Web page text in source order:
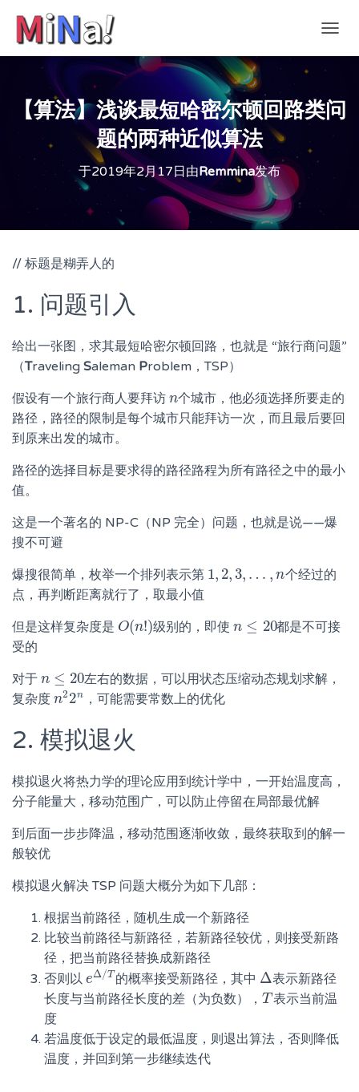
换
【算法】浅谈最短哈密尔顿回路类问
题的两种近似算法
于2019年2月17日 由Remmina发布
// 标题是糊弄人的
1. 问题引入
给出一张图，求其最短哈密尔顿回路，也就是 “旅行商问题”
（Traveling Saleman Problem，TSP）
假设有一个旅行商人要拜访 n
n个城市，他必须选择所要走的
路径，路径的限制是每个城市只能拜访一次，而且最后要回
到原来出发的城市。
路径的选择目标是要求得的路径路程为所有路径之中的最小
值。
这是一个著名的 NP-C（NP 完全）问题，也就是说——爆
搜不可避
爆搜很简单，枚举一个排列表示第 1, 2,3, … , n
1, 2,3,… n
个经过的
点，再判断距离就行了，取最小值
但是这样复杂度是 O(n!)
O(n!) 级别的，即使n ≤ 20
n≤20
都是不可接
受的
对于 n ≤ 20
n≤20
左右的数据，可以用状态压缩动态规划求解，
复杂度 n22n
n22n ，可能需要常数上的优化
2. 模拟退火
模拟退火将热力学的理论应用到统计学中，一开始温度高，
分子能量大，移动范围广，可以防止停留在局部最优解
到后面一步步降温，移动范围逐渐收敛，最终获取到的解一
般较优
模拟退火解决 TSP 问题大概分为如下几部：
根据当前路径，随机生成一个新路径
比较当前路径与新路径，若新路径较优，则接受新路
径，把当前路径替换成新路径
否则以 eΔ/T
eΔ/T 的概率接受新路径，其中 Δ
Δ 表示新路径
长度与当前路径长度的差（为负数）， T
T 表示当前温
度
若温度低于设定的最低温度，则退出算法，否则降低
温度，并回到第一步继续迭代